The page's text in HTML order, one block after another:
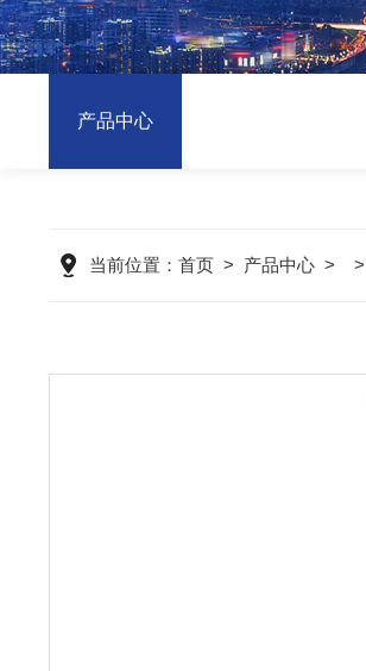
产品中心
当前位置： 首页> 产品中心> >